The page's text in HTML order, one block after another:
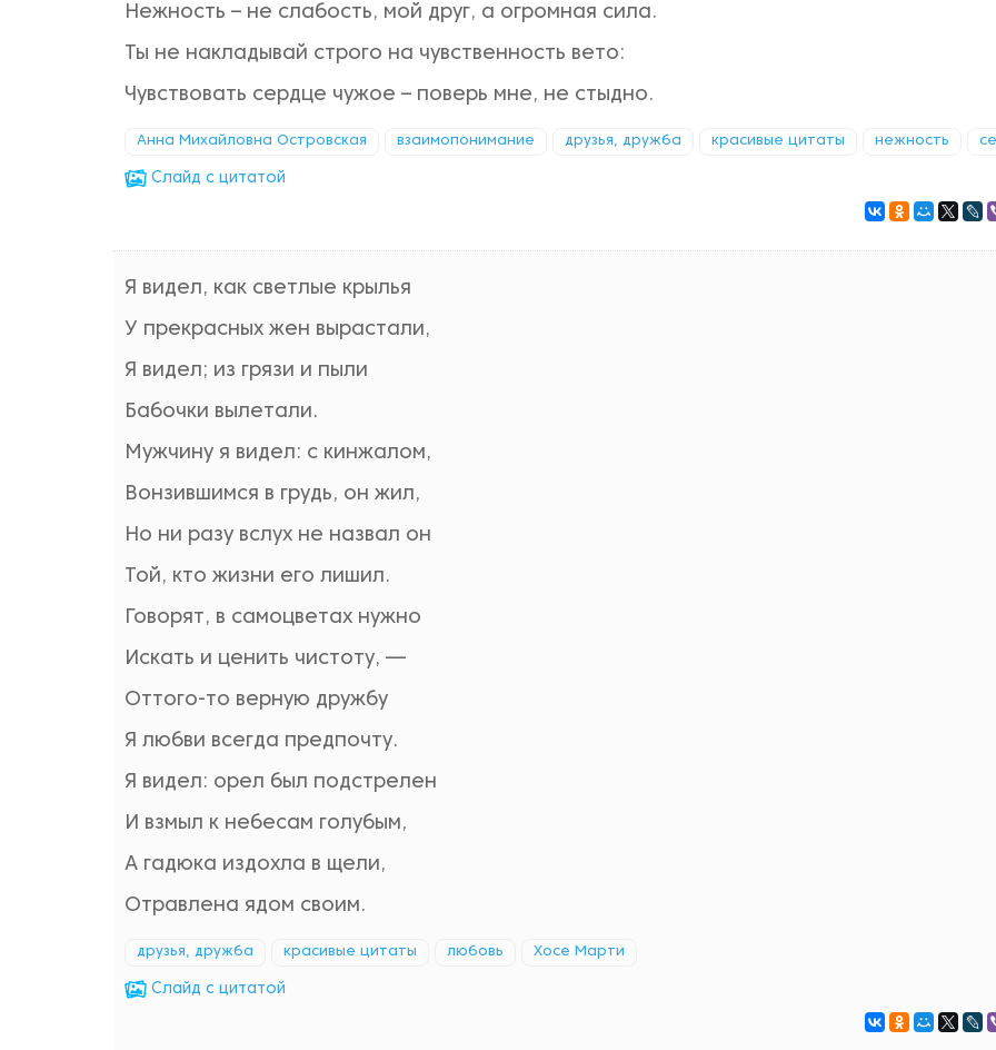
Нежность – не слабость, мой друг, а огромная сила.
Ты не накладывай строго на чувственность вето:
Чувствовать сердце чужое – поверь мне, не стыдно.
Анна Михайловна Островская взаимопонимание друзья, дружба красивые цитаты нежность
Cлайд с цитатой
Я видел, как светлые крылья
У прекрасных жен вырастали,
Я видел; из грязи и пыли
Бабочки вылетали.
Мужчину я видел: с кинжалом,
Вонзившимся в грудь, он жил,
Но ни разу вслух не назвал он
Той, кто жизни его лишил.
Говорят, в самоцветах нужно
Искать и ценить чистоту, —
Оттого-то верную дружбу
Я любви всегда предпочту.
Я видел: орел был подстрелен
И взмыл к небесам голубым,
А гадюка издохла в щели,
Отравлена ядом своим.
друзья, дружба красивые цитаты любовь Хосе Марти
Cлайд с цитатой